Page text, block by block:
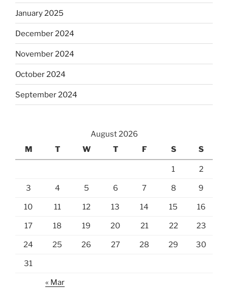
January 2025
December 2024
November 2024
October 2024
September 2024
August 2026
M
T W T F S S
1 2
3 4 5 6 7 8 9
10 11 12 13 14 15 16
17 18 19 20 21 22 23
24 25 26 27 28 29 30
31
« Mar